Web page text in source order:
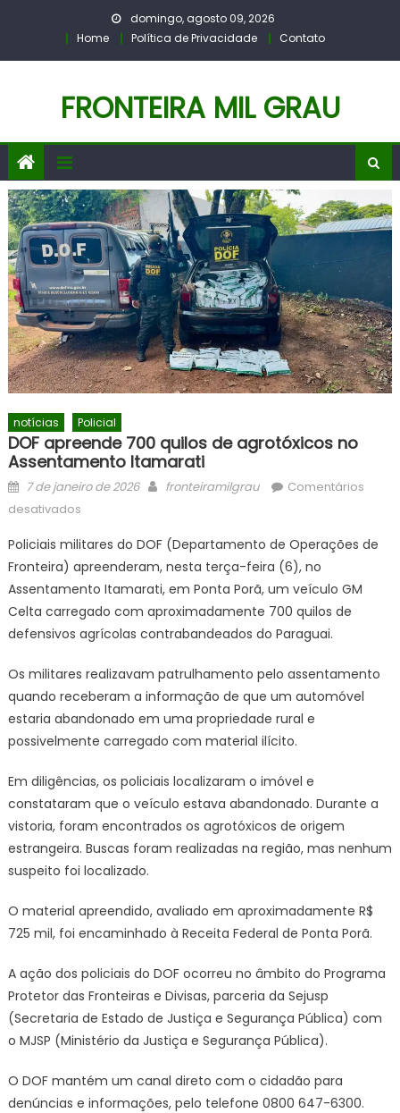
domingo, agosto 09, 2026
Home
Política de Privacidade Contato
FRONTEIRA MIL GRAU
notícias Policial
DOF apreende 700 quilos de agrotóxicos no
Assentamento Itamarati
Posted
on
7 de janeiro de 2026 Author
fronteiramilgrau
Comentários
desativadosem
apreende
700
quilos
de
agrotóxicos
Assentamento
Itamarati
Policiais militares do DOF (Departamento de Operações de
Fronteira) apreenderam, nesta terça-feira (6), no
Assentamento Itamarati, em Ponta Porã, um veículo GM
Celta carregado com aproximadamente 700 quilos de
defensivos agrícolas contrabandeados do Paraguai.
Os militares realizavam patrulhamento pelo assentamento
quando receberam a informação de que um automóvel
estaria abandonado em uma propriedade rural e
possivelmente carregado com material ilícito.
Em diligências, os policiais localizaram o imóvel e
constataram que o veículo estava abandonado. Durante a
vistoria, foram encontrados os agrotóxicos de origem
estrangeira. Buscas foram realizadas na região, mas nenhum
suspeito foi localizado.
O material apreendido, avaliado em aproximadamente R$
725 mil, foi encaminhado à Receita Federal de Ponta Porã.
A ação dos policiais do DOF ocorreu no âmbito do Programa
Protetor das Fronteiras e Divisas, parceria da Sejusp
(Secretaria de Estado de Justiça e Segurança Pública) com
o MJSP (Ministério da Justiça e Segurança Pública).
O DOF mantém um canal direto com o cidadão para
denúncias e informações, pelo telefone 0800 647-6300.